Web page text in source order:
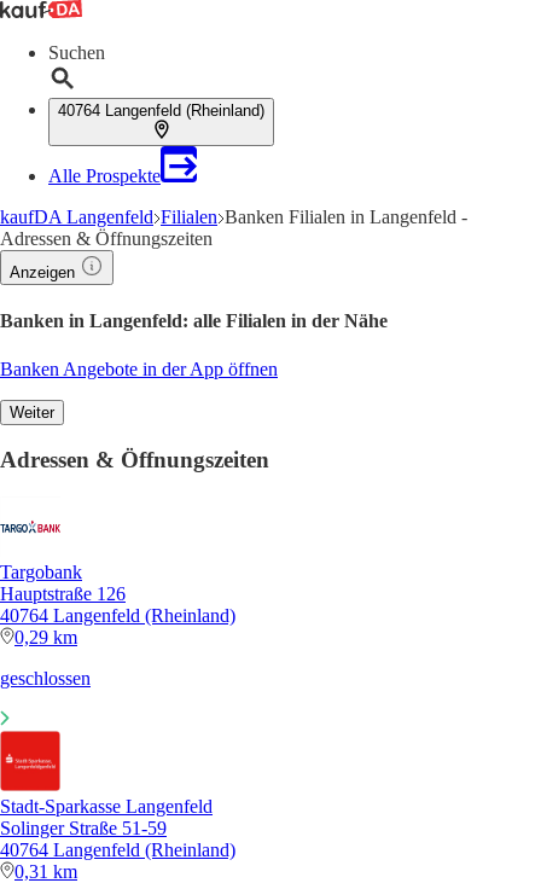
Suchen
40764 Langenfeld (Rheinland)
Alle Prospekte
kaufDA Langenfeld Filialen Banken Filialen in Langenfeld -
Adressen & Öffnungszeiten
Anzeigen
Banken in Langenfeld: alle Filialen in der Nähe
Banken Angebote in der App öffnen
Weiter
Adressen & Öffnungszeiten
Targobank
Hauptstraße 126
40764 Langenfeld (Rheinland)
0,29 km
geschlossen
Stadt-Sparkasse Langenfeld
Solinger Straße 51-59
40764 Langenfeld (Rheinland)
0,31 km